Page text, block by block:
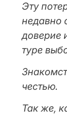
Эту
недавно
доверие
туре
честью.
Так же,